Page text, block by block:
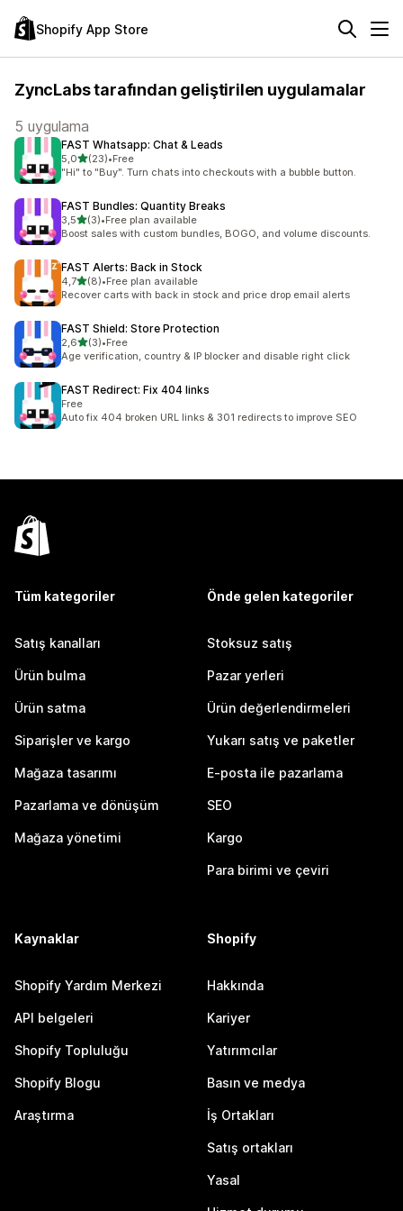
Shopify App Store
ZyncLabs tarafından geliştirilen uygulamalar
5 uygulama
FAST Whatsapp: Chat & Leads
5,05 yıldız üzerinden
(23)
toplam 23 değerlendirme
•Free
"Hi" to "Buy". Turn chats into checkouts with a bubble button.
FAST Bundles: Quantity Breaks
3,55 yıldız üzerinden
(3)
toplam 3 değerlendirme
•Free plan available
Boost sales with custom bundles, BOGO, and volume discounts.
FAST Alerts: Back in Stock
4,75 yıldız üzerinden
(8)
toplam 8 değerlendirme
•Free plan available
Recover carts with back in stock and price drop email alerts
FAST Shield: Store Protection
2,65 yıldız üzerinden
(3)
toplam 3 değerlendirme
•Free
Age verification, country & IP blocker and disable right click
FAST Redirect: Fix 404 links
Free
Auto fix 404 broken URL links & 301 redirects to improve SEO
Tüm kategoriler
Satış kanalları
Ürün bulma
Ürün satma
Siparişler ve kargo
Mağaza tasarımı
Pazarlama ve dönüşüm
Mağaza yönetimi
Önde gelen kategoriler
Stoksuz satış
Pazar yerleri
Ürün değerlendirmeleri
Yukarı satış ve paketler
E-posta ile pazarlama
SEO
Kargo
Para birimi ve çeviri
Kaynaklar
Shopify Yardım Merkezi
API belgeleri
Shopify Topluluğu
Shopify Blogu
Araştırma
Shopify
Hakkında
Kariyer
Yatırımcılar
Basın ve medya
İş Ortakları
Satış ortakları
Yasal